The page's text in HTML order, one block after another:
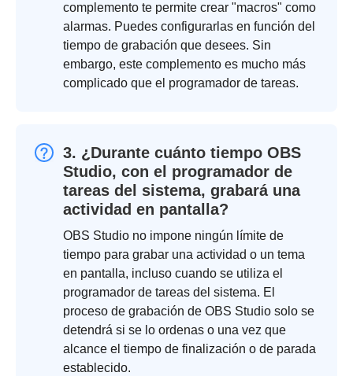
complemento te permite crear "macros" como
alarmas. Puedes configurarlas en función del
tiempo de grabación que desees. Sin
embargo, este complemento es mucho más
complicado que el programador de tareas.
3. ¿Durante cuánto tiempo OBS
Studio, con el programador de
tareas del sistema, grabará una
actividad en pantalla?
OBS Studio no impone ningún límite de
tiempo para grabar una actividad o un tema
en pantalla, incluso cuando se utiliza el
programador de tareas del sistema. El
proceso de grabación de OBS Studio solo se
detendrá si se lo ordenas o una vez que
alcance el tiempo de finalización o de parada
establecido.